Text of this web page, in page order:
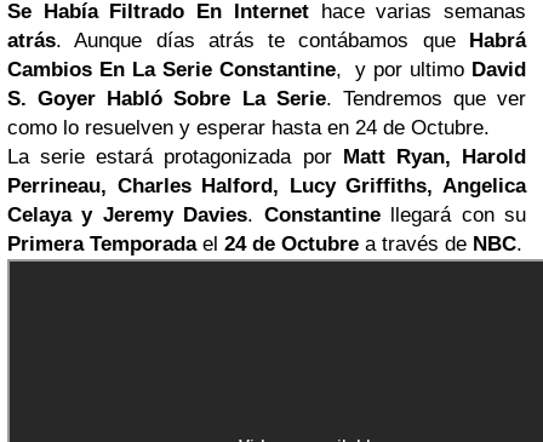
Se Había Filtrado En Internethace varias semanas
atrás. Aunque días atrás te contábamos que Habrá
Cambios En La Serie Constantine, y por ultimo David
S. Goyer Habló Sobre La Serie. Tendremos que ver
como lo resuelven y esperar hasta en 24 de Octubre.
La serie estará protagonizada por Matt Ryan, Harold
Perrineau, Charles Halford, Lucy Griffiths, Angelica
Celayay Jeremy Davies. Constantinellegará con su
Primera Temporadael 24 de Octubre a través de NBC.